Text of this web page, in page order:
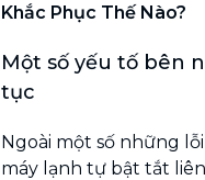
Khắc Phục Thế Nào?
Một số yếu tố bên
tục
Ngoài một số những
máy lạnh tự bật tắt